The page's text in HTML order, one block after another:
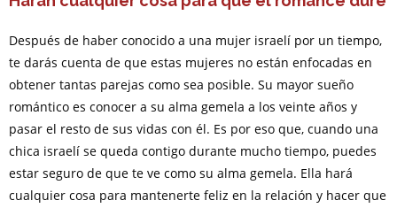
Después de haber conocido a una mujer israelí por un tiempo,
te darás cuenta de que estas mujeres no están enfocadas en
obtener tantas parejas como sea posible. Su mayor sueño
romántico es conocer a su alma gemela a los veinte años y
pasar el resto de sus vidas con él. Es por eso que, cuando una
chica israelí se queda contigo durante mucho tiempo, puedes
estar seguro de que te ve como su alma gemela. Ella hará
cualquier cosa para mantenerte feliz en la relación y hacer que